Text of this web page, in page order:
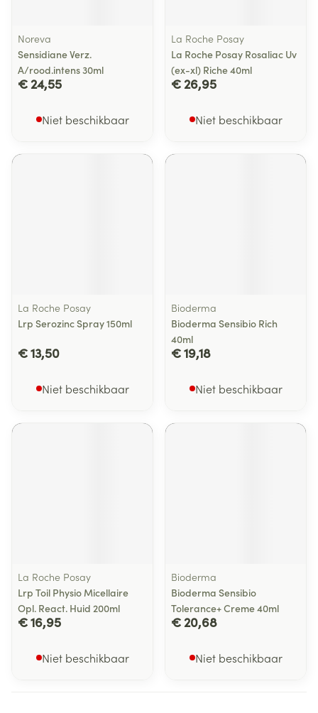
Noreva
Sensidiane Verz.
A/rood.intens 30ml
€ 24,55
Niet beschikbaar
La Roche Posay
La Roche Posay Rosaliac Uv
(ex-xl) Riche 40ml
€ 26,95
Niet beschikbaar
La Roche Posay
Lrp Serozinc Spray 150ml
€ 13,50
Niet beschikbaar
Bioderma
Bioderma Sensibio Rich
40ml
€ 19,18
Niet beschikbaar
La Roche Posay
Lrp Toil Physio Micellaire
Opl. React. Huid 200ml
€ 16,95
Niet beschikbaar
Bioderma
Bioderma Sensibio
Tolerance+ Creme 40ml
€ 20,68
Niet beschikbaar